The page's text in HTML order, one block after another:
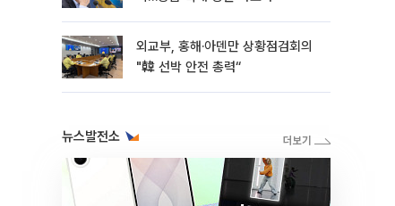
외교부, 홍해·아덴만 상황점검회의
"韓 선박 안전 총력“
뉴스발전소